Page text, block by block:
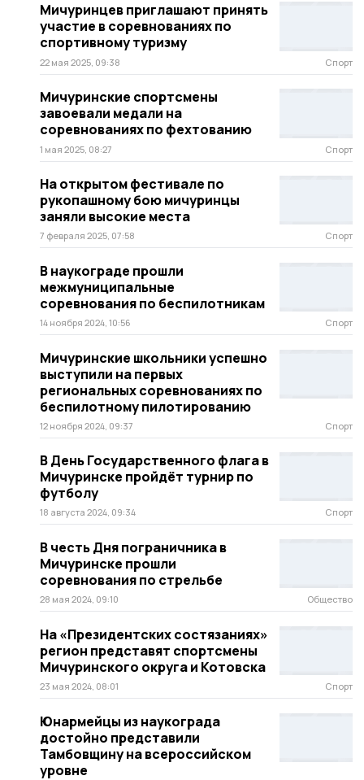
Мичуринцев приглашают принять
участие в соревнованиях по
спортивному туризму
22 мая 2025, 09:38 Спорт
Мичуринские спортсмены
завоевали медали на
соревнованиях по фехтованию
1 мая 2025, 08:27 Спорт
На открытом фестивале по
рукопашному бою мичуринцы
заняли высокие места
7 февраля 2025, 07:58 Спорт
В наукограде прошли
межмуниципальные
соревнования по беспилотникам
14 ноября 2024, 10:56 Спорт
Мичуринские школьники успешно
выступили на первых
региональных соревнованиях по
беспилотному пилотированию
12 ноября 2024, 09:37 Спорт
В День Государственного флага в
Мичуринске пройдёт турнир по
футболу
18 августа 2024, 09:34 Спорт
В честь Дня пограничника в
Мичуринске прошли
соревнования по стрельбе
28 мая 2024, 09:10 Общество
На «Президентских состязаниях»
регион представят спортсмены
Мичуринского округа и Котовска
23 мая 2024, 08:01 Спорт
Юнармейцы из наукограда
достойно представили
Тамбовщину на всероссийском
уровне